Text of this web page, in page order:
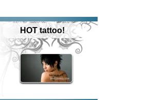
HOT tattoo!